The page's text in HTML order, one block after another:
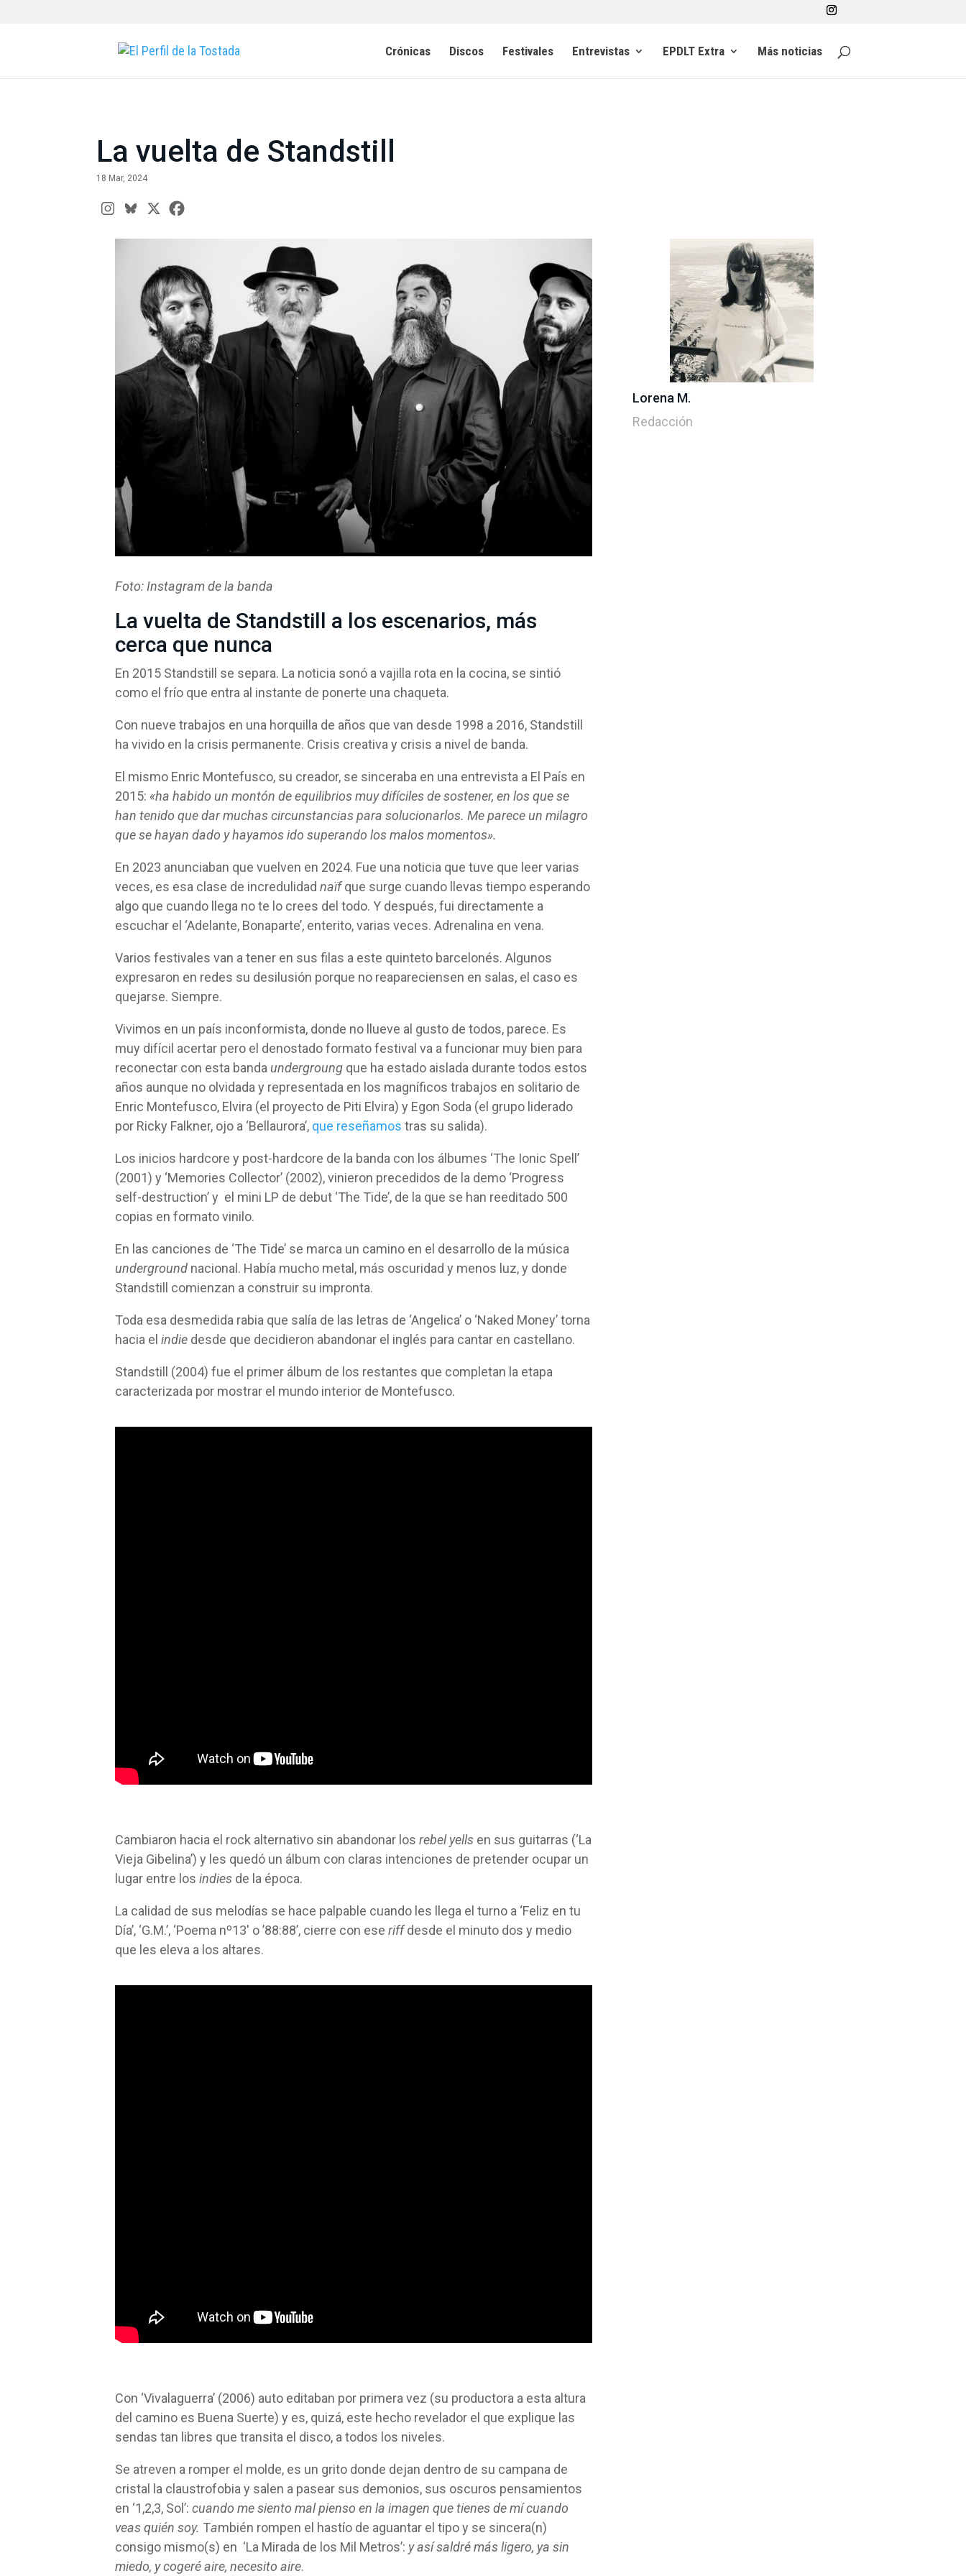
Crónicas Discos Festivales Entrevistas EPDLT Extra Más noticias
La vuelta de Standstill
18 Mar, 2024
Foto: Instagram de la banda
La vuelta de Standstill a los escenarios, más
cerca que nunca
En 2015 Standstill se separa. La noticia sonó a vajilla rota en la cocina, se sintió
como el frío que entra al instante de ponerte una chaqueta.
Con nueve trabajos en una horquilla de años que van desde 1998 a 2016, Standstill
ha vivido en la crisis permanente. Crisis creativa y crisis a nivel de banda.
El mismo Enric Montefusco, su creador, se sinceraba en una entrevista a El País en
2015: «ha habido un montón de equilibrios muy difíciles de sostener, en los que se
han tenido que dar muchas circunstancias para solucionarlos. Me parece un milagro
que se hayan dado y hayamos ido superando los malos momentos».
En 2023 anunciaban que vuelven en 2024. Fue una noticia que tuve que leer varias
veces, es esa clase de incredulidad naïfque surge cuando llevas tiempo esperando
algo que cuando llega no te lo crees del todo. Y después, fui directamente a
escuchar el ‘Adelante, Bonaparte’, enterito, varias veces. Adrenalina en vena.
Varios festivales van a tener en sus filas a este quinteto barcelonés. Algunos
expresaron en redes su desilusión porque no reapareciensen en salas, el caso es
quejarse. Siempre.
Vivimos en un país inconformista, donde no llueve al gusto de todos, parece. Es
muy difícil acertar pero el denostado formato festival va a funcionar muy bien para
reconectar con esta banda undergroung que ha estado aislada durante todos estos
años aunque no olvidada y representada en los magníficos trabajos en solitario de
Enric Montefusco, Elvira (el proyecto de Piti Elvira) y Egon Soda (el grupo liderado
por Ricky Falkner, ojo a ‘Bellaurora’, que reseñamos tras su salida).
Los inicios hardcore y post-hardcore de la banda con los álbumes ‘The Ionic Spell’
(2001) y ‘Memories Collector’ (2002), vinieron precedidos de la demo ‘Progress
self-destruction’ y el mini LP de debut ‘The Tide’, de la que se han reeditado 500
copias en formato vinilo.
En las canciones de ‘The Tide’ se marca un camino en el desarrollo de la música
underground nacional. Había mucho metal, más oscuridad y menos luz, y donde
Standstill comienzan a construir su impronta.
Toda esa desmedida rabia que salía de las letras de ‘Angelica’ o ‘Naked Money’ torna
hacia el indie desde que decidieron abandonar el inglés para cantar en castellano.
Standstill (2004) fue el primer álbum de los restantes que completan la etapa
caracterizada por mostrar el mundo interior de Montefusco.
Cambiaron hacia el rock alternativo sin abandonar los rebel yells en sus guitarras (‘La
Vieja Gibelina’) y les quedó un álbum con claras intenciones de pretender ocupar un
lugar entre los indies de la época.
La calidad de sus melodías se hace palpable cuando les llega el turno a ‘Feliz en tu
Día’, ‘G.M.’, ‘Poema nº13′ o ’88:88’, cierre con ese riffdesde el minuto dos y medio
que les eleva a los altares.
Con ‘Vivalaguerra’ (2006) auto editaban por primera vez (su productora a esta altura
del camino es Buena Suerte) y es, quizá, este hecho revelador el que explique las
sendas tan libres que transita el disco, a todos los niveles.
Se atreven a romper el molde, es un grito donde dejan dentro de su campana de
cristal la claustrofobia y salen a pasear sus demonios, sus oscuros pensamientos
en ‘1,2,3, Sol’: cuando me siento mal pienso en la imagen que tienes de mí cuando
veas quién soy. También rompen el hastío de aguantar el tipo y se sincera(n)
consigo mismo(s) en ‘La Mirada de los Mil Metros’: y así saldré más ligero, ya sin
miedo, y cogeré aire, necesito aire.
Lorena M.
Redacción